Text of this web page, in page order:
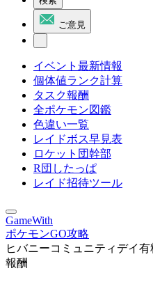
ご意見
イベント最新情報
個体値ランク計算
タスク報酬
全ポケモン図鑑
色違い一覧
レイドボス早見表
ロケット団幹部
R団したっぱ
レイド招待ツール
GameWith
ポケモンGO攻略
ヒバニーコミュニティデイ
報酬